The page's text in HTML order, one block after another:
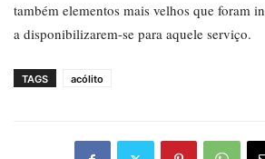
também elementos mais velhos que foram
a disponibilizarem-se para aquele serviço.
TAGS acólito